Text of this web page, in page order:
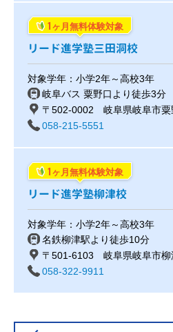
1 ヶ月無料体験対象
リード進学塾三田洞校
対象学年：小学2年～高校3年
岐阜バス 粟野口より徒歩3分
〒502-0002 岐阜県岐阜市粟
058-215-5551
1 ヶ月無料体験対象
リード進学塾柳津校
対象学年：小学2年～高校3年
名鉄柳津駅より徒歩10分
〒501-6103 岐阜県岐阜市柳
058-322-9911